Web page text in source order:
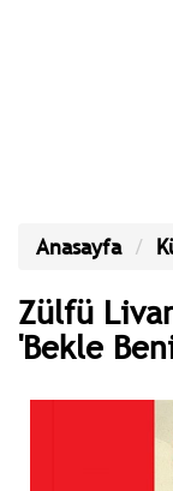
Anasayfa
Zülfü
'Bekle